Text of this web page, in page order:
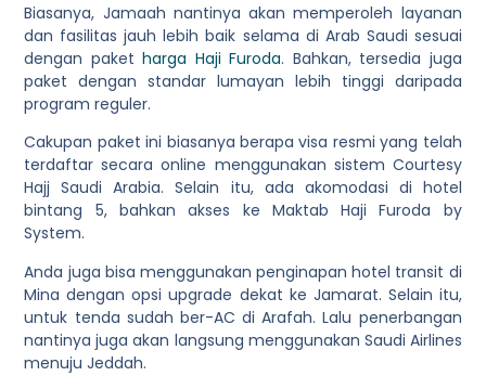
Biasanya, Jamaah nantinya akan memperoleh layanan
dan fasilitas jauh lebih baik selama di Arab Saudi sesuai
dengan paketharga Haji Furoda. Bahkan, tersedia juga
paket dengan standar lumayan lebih tinggi daripada
program reguler.
Cakupan paket ini biasanya berapa visa resmi yang telah
terdaftar secara online menggunakan sistem Courtesy
Hajj Saudi Arabia. Selain itu, ada akomodasi di hotel
bintang 5, bahkan akses ke Maktab Haji Furoda by
System.
Anda juga bisa menggunakan penginapan hotel transit di
Mina dengan opsi upgrade dekat ke Jamarat. Selain itu,
untuk tenda sudah ber-AC di Arafah. Lalu penerbangan
nantinya juga akan langsung menggunakan Saudi Airlines
menuju Jeddah.